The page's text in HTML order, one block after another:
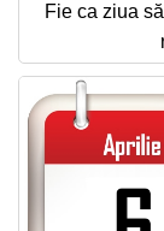
Fie ca ziua